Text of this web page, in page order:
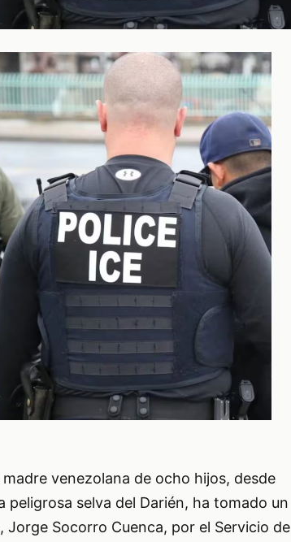
venezolana de ocho hijos, desde
peligrosa selva del Darién, ha tomado un
Socorro Cuenca, por el Servicio de